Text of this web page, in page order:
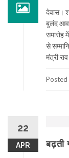
देवास।
बुलंद
समारोह
से
मंत्री
Posted
22
APR बढ़ती